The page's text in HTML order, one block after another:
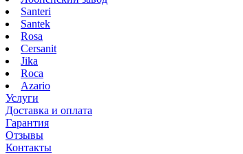
Santeri
Santek
Rosa
Cersanit
Jika
Roca
Azario
Услуги
Доставка и оплата
Гарантия
Отзывы
Контакты